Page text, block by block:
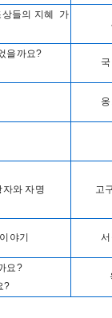
상들의 지혜 가
을까요?
창
와 자명
고
야기
요?
?